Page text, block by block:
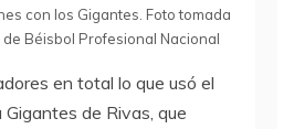
con los Gigantes. Foto tomada
Béisbol Profesional Nacional
en total lo que usó el
de Rivas, que